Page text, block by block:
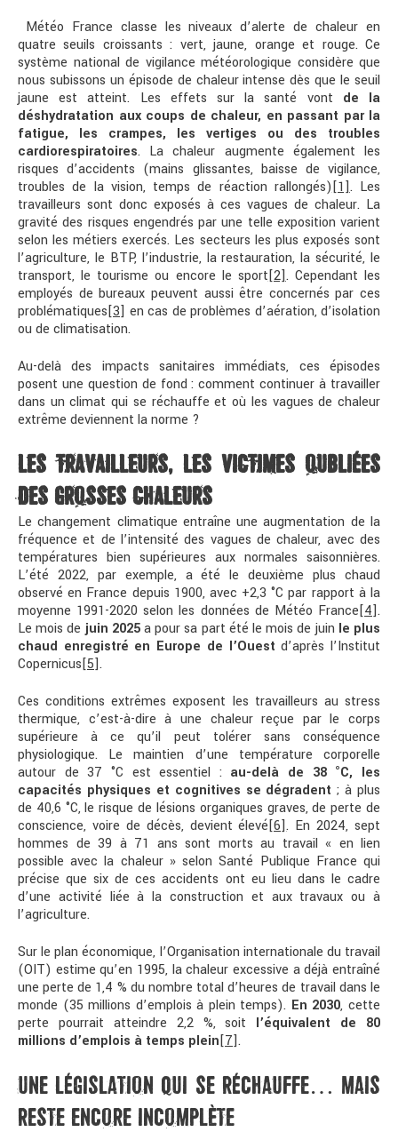
Météo France classe les niveaux d’alerte de chaleur en
quatre seuils croissants : vert, jaune, orange et rouge. Ce
système national de vigilance météorologique considère que
nous subissons un épisode de chaleur intense dès que le seuil
jaune est atteint. Les effets sur la santé vont de la
déshydratation aux coups de chaleur, en passant par la
fatigue, les crampes, les vertiges ou des troubles
cardiorespiratoires. La chaleur augmente également les
risques d’accidents (mains glissantes, baisse de vigilance,
troubles de la vision, temps de réaction rallongés)[1]. Les
travailleurs sont donc exposés à ces vagues de chaleur. La
gravité des risques engendrés par une telle exposition varient
selon les métiers exercés. Les secteurs les plus exposés sont
l’agriculture, le BTP, l’industrie, la restauration, la sécurité, le
transport, le tourisme ou encore le sport[2]. Cependant les
employés de bureaux peuvent aussi être concernés par ces
problématiques[3] en cas de problèmes d’aération, d’isolation
ou de climatisation.
Au-delà des impacts sanitaires immédiats, ces épisodes
posent une question de fond : comment continuer à travailler
dans un climat qui se réchauffe et où les vagues de chaleur
extrême deviennent la norme ?
LES TRAVAILLEURS, LES VICTIMES OUBLIÉES
DES GROSSES CHALEURS
Le changement climatique entraîne une augmentation de la
fréquence et de l’intensité des vagues de chaleur, avec des
températures bien supérieures aux normales saisonnières.
L’été 2022, par exemple, a été le deuxième plus chaud
observé en France depuis 1900, avec +2,3 °C par rapport à la
moyenne 1991-2020 selon les données de Météo France[4].
Le mois de juin 2025a pour sa part été le mois de juin le plus
chaud enregistré en Europe de l’Ouest d’après l’Institut
Copernicus[5].
Ces conditions extrêmes exposent les travailleurs au stress
thermique, c’est-à-dire à une chaleur reçue par le corps
supérieure à ce qu’il peut tolérer sans conséquence
physiologique. Le maintien d’une température corporelle
autour de 37 °C est essentiel : au-delà de 38 °C, les
capacités physiques et cognitives se dégradent ; à plus
de 40,6 °C, le risque de lésions organiques graves, de perte de
conscience, voire de décès, devient élevé[6]. En 2024, sept
hommes de 39 à 71 ans sont morts au travail « en lien
possible avec la chaleur » selon Santé Publique France qui
précise que six de ces accidents ont eu lieu dans le cadre
d’une activité liée à la construction et aux travaux ou à
l’agriculture.
Sur le plan économique, l’Organisation internationale du travail
(OIT) estime qu’en 1995, la chaleur excessive a déjà entraîné
une perte de 1,4 % du nombre total d’heures de travail dans le
monde (35 millions d’emplois à plein temps). En 2030, cette
perte pourrait atteindre 2,2 %, soit l’équivalent de 80
millions d’emplois à temps plein[7].
UNE LÉGISLATION QUI SE RÉCHAUFFE… MAIS
RESTE ENCORE INCOMPLÈTE